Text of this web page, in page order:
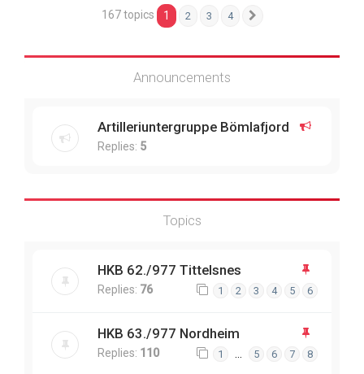
167 topics 1 2 3 4
Announcements
Artilleriuntergruppe Bömlafjord
Replies: 5
Topics
HKB 62./977 Tittelsnes
Replies: 76 1 2 3 4 5 6
HKB 63./977 Nordheim
Replies: 110 1 … 5 6 7 8